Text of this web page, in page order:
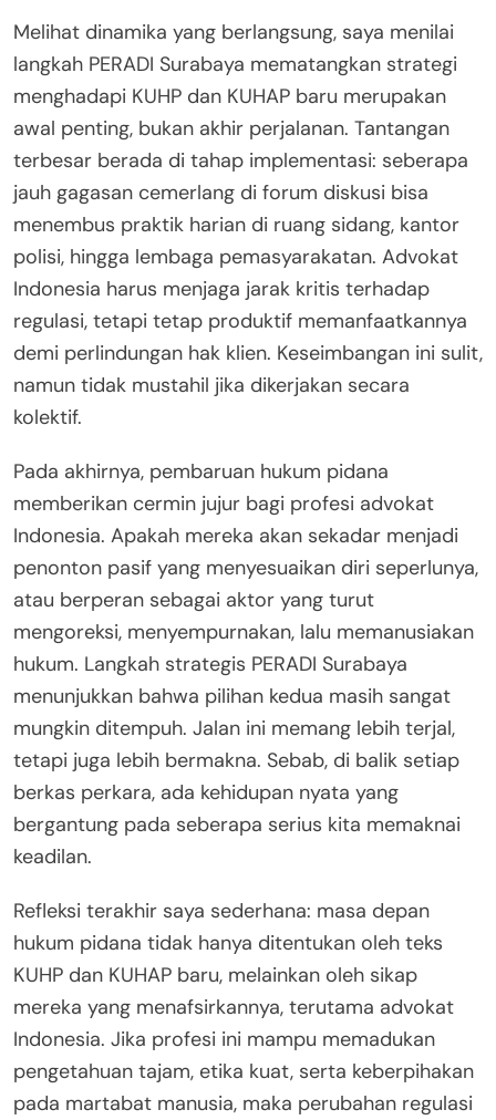
Melihat dinamika yang berlangsung, saya menilai
langkah PERADI Surabaya mematangkan strategi
menghadapi KUHP dan KUHAP baru merupakan
awal penting, bukan akhir perjalanan. Tantangan
terbesar berada di tahap implementasi: seberapa
jauh gagasan cemerlang di forum diskusi bisa
menembus praktik harian di ruang sidang, kantor
polisi, hingga lembaga pemasyarakatan. Advokat
Indonesia harus menjaga jarak kritis terhadap
regulasi, tetapi tetap produktif memanfaatkannya
demi perlindungan hak klien. Keseimbangan ini sulit,
namun tidak mustahil jika dikerjakan secara
kolektif.
Pada akhirnya, pembaruan hukum pidana
memberikan cermin jujur bagi profesi advokat
Indonesia. Apakah mereka akan sekadar menjadi
penonton pasif yang menyesuaikan diri seperlunya,
atau berperan sebagai aktor yang turut
mengoreksi, menyempurnakan, lalu memanusiakan
hukum. Langkah strategis PERADI Surabaya
menunjukkan bahwa pilihan kedua masih sangat
mungkin ditempuh. Jalan ini memang lebih terjal,
tetapi juga lebih bermakna. Sebab, di balik setiap
berkas perkara, ada kehidupan nyata yang
bergantung pada seberapa serius kita memaknai
keadilan.
Refleksi terakhir saya sederhana: masa depan
hukum pidana tidak hanya ditentukan oleh teks
KUHP dan KUHAP baru, melainkan oleh sikap
mereka yang menafsirkannya, terutama advokat
Indonesia. Jika profesi ini mampu memadukan
pengetahuan tajam, etika kuat, serta keberpihakan
pada martabat manusia, maka perubahan regulasi